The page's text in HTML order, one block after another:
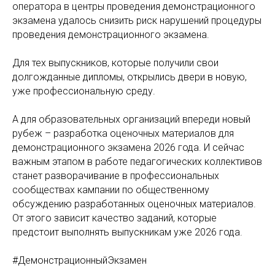
оператора в центры проведения демонстрационного
экзамена удалось снизить риск нарушений процедуры
проведения демонстрационного экзамена.
Для тех выпускников, которые получили свои
долгожданные дипломы, открылись двери в новую,
уже профессиональную среду.
А для образовательных организаций впереди новый
рубеж – разработка оценочных материалов для
демонстрационного экзамена 2026 года. И сейчас
важным этапом в работе педагогических коллективов
станет разворачивание в профессиональных
сообществах кампании по общественному
обсуждению разработанных оценочных материалов.
От этого зависит качество заданий, которые
предстоит выполнять выпускникам уже 2026 года.
#ДемонстрационныйЭкзамен